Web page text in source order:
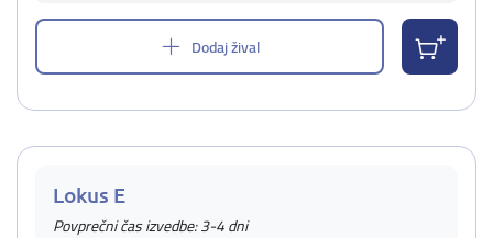
Dodaj žival
Lokus E
Povprečni čas izvedbe: 3-4 dni